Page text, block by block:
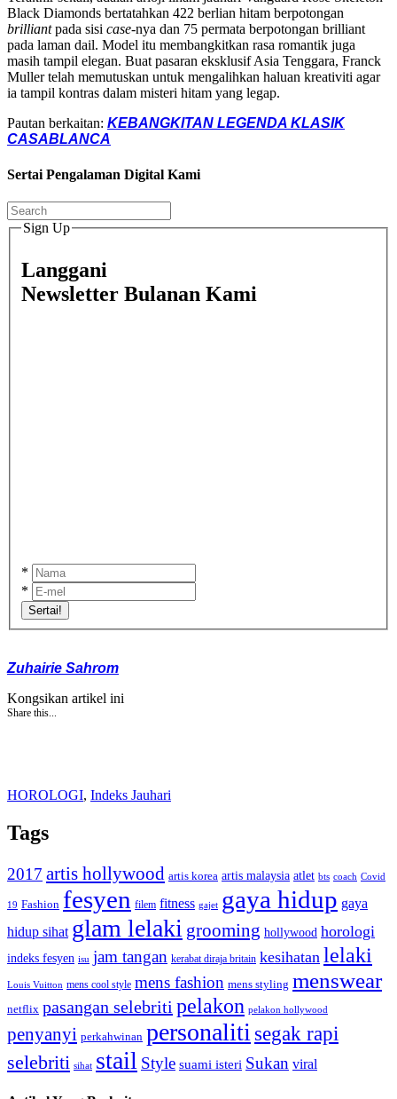
Black Diamonds bertatahkan 422 berlian hitam berpotongan
brilliantpada sisi case-nya dan 75 permata berpotongan brilliant
pada laman dail. Model itu membangkitkan rasa romantik juga
masih tampil elegan. Buat pasaran eksklusif Asia Tenggara, Franck
Muller telah memutuskan untuk mengalihkan haluan kreativiti agar
ia tampil kontras dalam misteri hitam yang legap.
Pautan berkaitan: KEBANGKITAN LEGENDA KLASIK
CASABLANCA
Sertai Pengalaman Digital Kami
Sign Up
Langgani
Newsletter Bulanan Kami
*
*
Sertai!
Zuhairie Sahrom
Kongsikan artikel ini
Share this...
HOROLOGI, Indeks Jauhari
Tags
2017 artis hollywood artis korea artis malaysia atlet bts coach Covid
19 Fashion fesyen filem fitness gajet gaya hidup gaya
hidup sihat glam lelaki grooming hollywood horologi
indeks fesyen isu jam tangan kerabat diraja britain kesihatan lelaki
Louis Vuitton mens cool style mens fashion mens styling menswear
netflix pasangan selebriti pelakon pelakon hollywood
penyanyi perkahwinan personaliti segak rapi
selebriti sihat stail Style suami isteri Sukan viral